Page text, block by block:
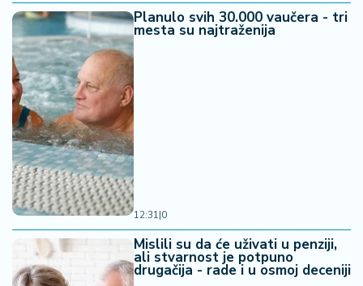
Planulo svih 30.000 vaučera - tri
mesta su najtraženija
12:31|0
Mislili su da će uživati u penziji,
ali stvarnost je potpuno
drugačija - rade i u osmoj deceniji